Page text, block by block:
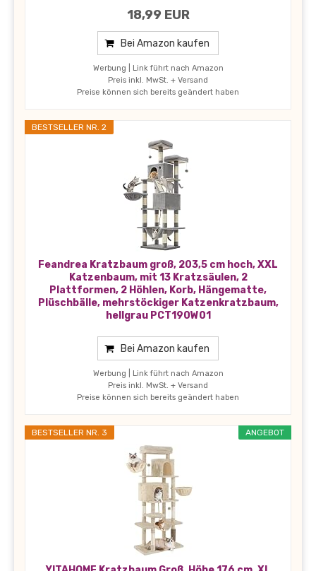
18,99 EUR
Bei Amazon kaufen
Werbung | Link führt nach Amazon
Preis inkl. MwSt. + Versand
Preise können sich bereits geändert haben
BESTSELLER NR. 2
Feandrea Kratzbaum groß, 203,5 cm hoch, XXL
Katzenbaum, mit 13 Kratzsäulen, 2
Plattformen, 2 Höhlen, Korb, Hängematte,
Plüschbälle, mehrstöckiger Katzenkratzbaum,
hellgrau PCT190W01
Bei Amazon kaufen
Werbung | Link führt nach Amazon
Preis inkl. MwSt. + Versand
Preise können sich bereits geändert haben
ANGEBOT
BESTSELLER NR. 3